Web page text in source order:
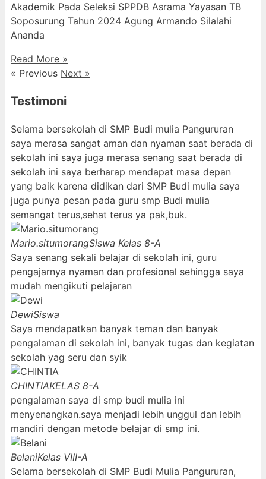
Akademik Pada Seleksi SPPDB Asrama Yayasan TB
Soposurung Tahun 2024 Agung Armando Silalahi
⁠Ananda
Read More »
« Previous Next »
Testimoni
Selama bersekolah di SMP Budi mulia Pangururan
saya merasa sangat aman dan nyaman saat berada di
sekolah ini saya juga merasa senang saat berada di
sekolah ini saya berharap mendapat masa depan
yang baik karena didikan dari SMP Budi mulia saya
juga punya pesan pada guru smp Budi mulia
semangat terus,sehat terus ya pak,buk.
Mario.situmorangSiswa Kelas 8-A
Saya senang sekali belajar di sekolah ini, guru
pengajarnya nyaman dan profesional sehingga saya
mudah mengikuti pelajaran
DewiSiswa
Saya mendapatkan banyak teman dan banyak
pengalaman di sekolah ini, banyak tugas dan kegiatan
sekolah yag seru dan syik
CHINTIAKELAS 8-A
pengalaman saya di smp budi mulia ini
menyenangkan.saya menjadi lebih unggul dan lebih
mandiri dengan metode belajar di smp ini.
BelaniKelas VIII-A
Selama bersekolah di SMP Budi Mulia Pangururan,